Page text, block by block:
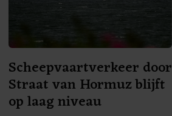
Scheepvaartverkeer door
Straat van Hormuz blijft
op laag niveau